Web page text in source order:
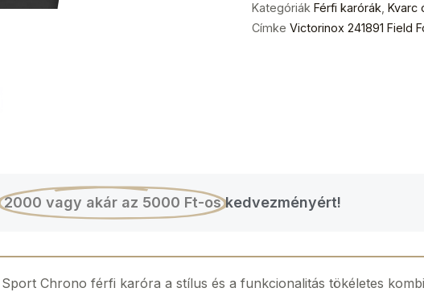
Kategóriák Férfi karórák Kvarc
Címke Victorinox 241891 Field
2000 vagy akár az 5000 Ft-os kedvezményért!
Chrono férfi karóra a stílus és a funkcionalitás tökéletes